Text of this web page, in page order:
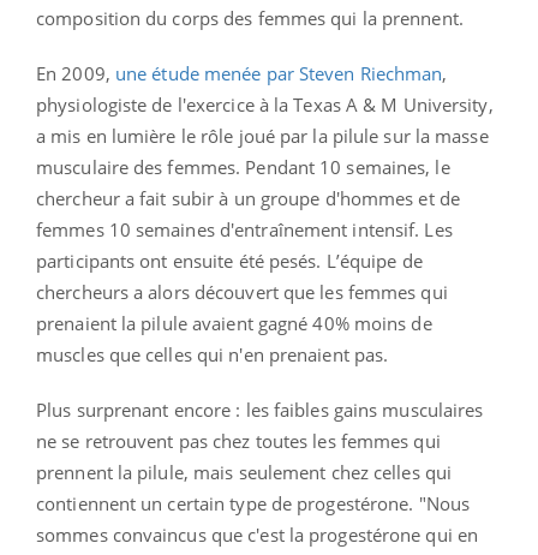
composition du corps des femmes qui la prennent.
En 2009, une étude menée par Steven Riechman,
physiologiste de l'exercice à la Texas A & M University,
a mis en lumière le rôle joué par la pilule sur la masse
musculaire des femmes. Pendant 10 semaines, le
chercheur a fait subir à un groupe d'hommes et de
femmes 10 semaines d'entraînement intensif. Les
participants ont ensuite été pesés. L’équipe de
chercheurs a alors découvert que les femmes qui
prenaient la pilule avaient gagné 40% moins de
muscles que celles qui n'en prenaient pas.
Plus surprenant encore : les faibles gains musculaires
ne se retrouvent pas chez toutes les femmes qui
prennent la pilule, mais seulement chez celles qui
contiennent un certain type de progestérone. "Nous
sommes convaincus que c'est la progestérone qui en